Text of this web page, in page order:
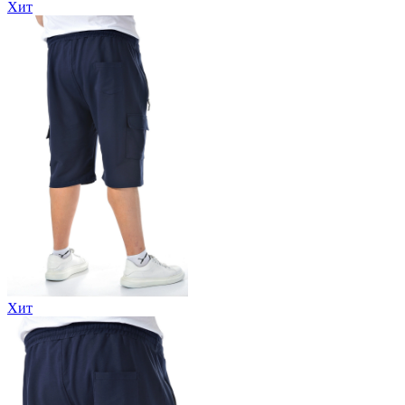
Хит
Хит